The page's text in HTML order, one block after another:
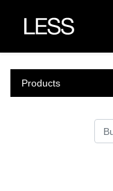
Products